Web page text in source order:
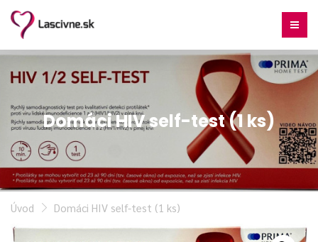
Domáci HIV self-test (1 ks)
Úvod Domáci HIV self-test (1 ks)